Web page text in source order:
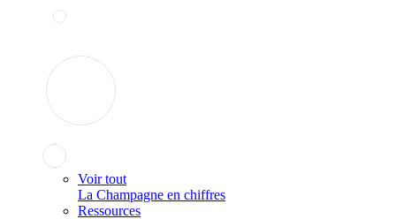
Voir tout
La Champagne en chiffres
Ressources